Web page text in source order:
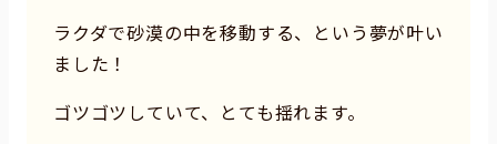
ラクダで砂漠の中を移動する、という夢が叶い
ました！
ゴツゴツしていて、とても揺れます。